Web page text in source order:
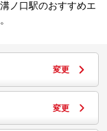
ノ口駅のおすすめエ
変更
変更